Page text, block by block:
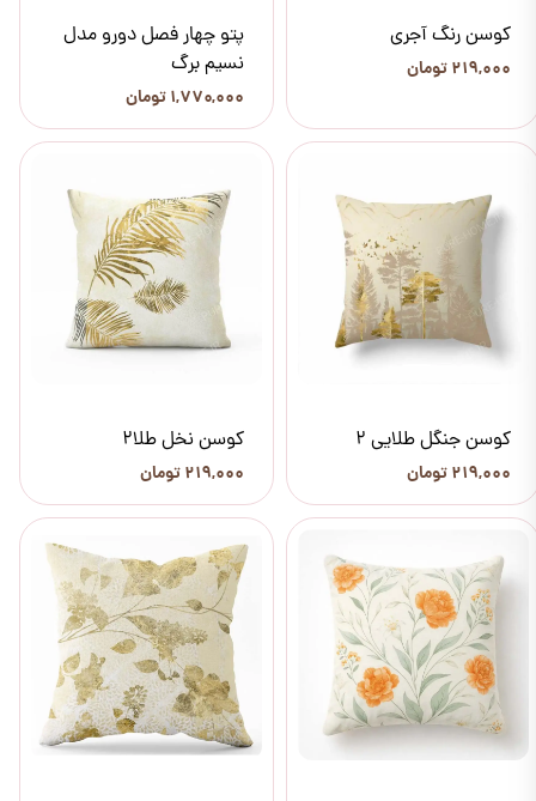
کوسن رنگ آجری
۲۱۹,۰۰۰ تومان
پتو چهار فصل دورو مدل
نسیم برگ
۱,۷۷۰,۰۰۰ تومان
کوسن جنگل طلایی 2
۲۱۹,۰۰۰ تومان
کوسن نخل طلا2
۲۱۹,۰۰۰ تومان